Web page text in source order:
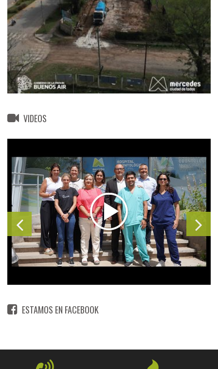
VIDEOS
ESTAMOS EN FACEBOOK